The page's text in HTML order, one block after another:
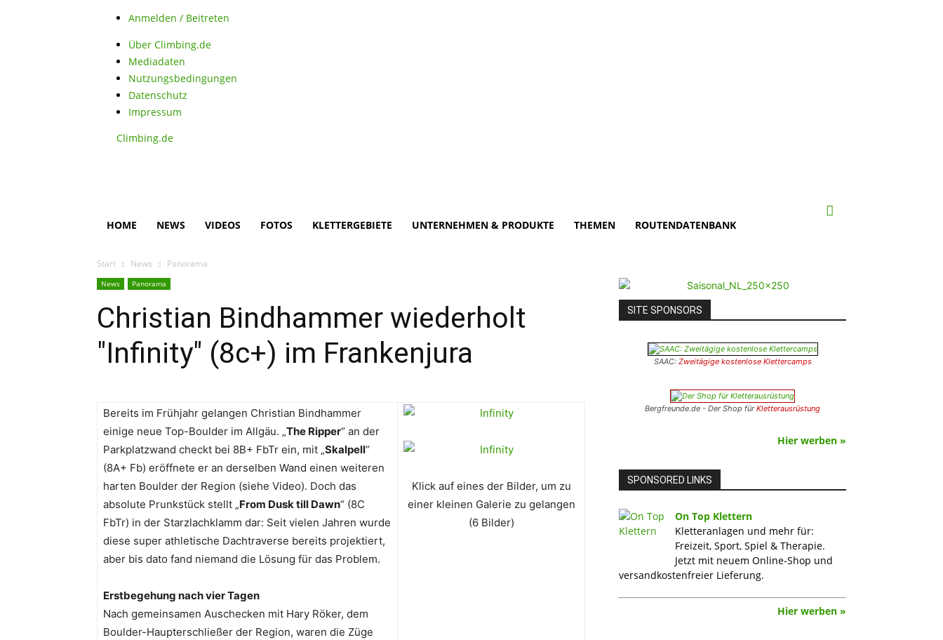
Anmelden / Beitreten
Über Climbing.de
Mediadaten
Nutzungsbedingungen
Datenschutz
Impressum
Climbing.de
HOME NEWS VIDEOS FOTOS KLETTERGEBIETE UNTERNEHMEN & PRODUKTE THEMEN ROUTENDATENBANK
Start News Panorama
News Panorama
Christian Bindhammer wiederholt
"Infinity" (8c+) im Frankenjura
Bereits im Frühjahr gelangen Christian Bindhammer
einige neue Top-Boulder im Allgäu. „The Ripper“ an der
Parkplatzwand checkt bei 8B+ FbTr ein, mit „Skalpell“
(8A+ Fb) eröffnete er an derselben Wand einen weiteren
harten Boulder der Region (siehe Video). Doch das
absolute Prunkstück stellt „From Dusk till Dawn“ (8C
FbTr) in der Starzlachklamm dar: Seit vielen Jahren wurde
diese super athletische Dachtraverse bereits projektiert,
aber bis dato fand niemand die Lösung für das Problem.
Erstbegehung nach vier Tagen
Nach gemeinsamen Auschecken mit Hary Röker, dem
Boulder-Haupterschließer der Region, waren die Züge
Klick auf eines der Bilder, um zu
einer kleinen Galerie zu gelangen
(6 Bilder)
SITE SPONSORS
SAAC: Zweitägige kostenlose Klettercamps
Bergfreunde.de - Der Shop fürKletterausrüstung
Hier werben »
SPONSORED LINKS
On Top Klettern
Kletteranlagen und mehr für:
Freizeit, Sport, Spiel & Therapie.
Jetzt mit neuem Online-Shop und
versandkostenfreier Lieferung.
Hier werben »